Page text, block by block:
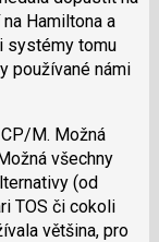
Hamiltona a
systémy tomu
používané námi
M. Možná
všechny
(od
TOS či cokoli
většina, pro